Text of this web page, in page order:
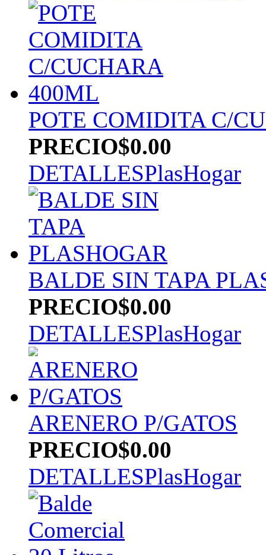
POTE COMIDITA C/
PRECIO$0.00
DETALLESPlasHogar
BALDE SIN TAPA
PRECIO$0.00
DETALLESPlasHogar
ARENERO P/GATOS
PRECIO$0.00
DETALLESPlasHogar